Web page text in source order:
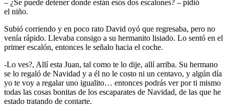
– ¿Se puede detener donde están esos dos escalones? – pidió
el niño.
Subió corriendo y en poco rato David oyó que regresaba, pero no
venía rápido. Llevaba consigo a su hermanito lisiado. Lo sentó en el
primer escalón, entonces le señalo hacia el coche.
-Lo ves?, Allí esta Juan, tal como te lo dije, allí arriba. Su hermano
se lo regaló de Navidad y a él no le costo ni un centavo, y algún día
yo te voy a regalar uno igualito… entonces podrás ver por ti mismo
todas las cosas bonitas de los escaparates de Navidad, de las que he
estado tratando de contarte.